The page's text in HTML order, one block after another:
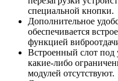
специальной кнопки.
Дополнительное
обеспечивается
функцией
Встроенный слот под
какие-либо
модулей отсутствуют.